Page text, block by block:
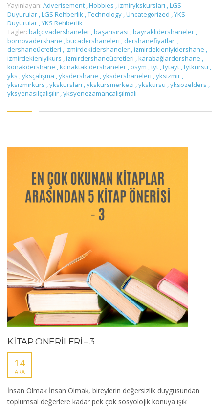
Yayınlayan: Adverisement ,Hobbies ,izmirykskursları ,LGS
Duyurular ,LGS Rehberlik ,Technology ,Uncategorized ,YKS
Duyurular ,YKS Rehberlik
Tagler: balçovadershaneler ,başarısırası ,bayraklıdershaneler ,
bornovadershane ,bucadershaneleri , dershanefiyatları ,
dershaneücretleri ,izmirdekidershaneler ,izmirdekieniyidershane ,
izmirdekieniyikurs ,izmirdershaneücretleri ,karabağlardershane ,
konakdershane ,konaktakidershaneler , ösym ,tyt ,tytayt ,tytkursu ,
yks ,yksçalışma ,yksdershane ,yksdershaneleri ,yksizmir ,
yksizmirkurs ,ykskursları ,ykskursmerkezi ,ykskursu ,yksözelders ,
yksyenasılçalışılır ,yksyenezamançalışılmalı
KİTAP ÖNERİLERİ – 3
14
ARA
İnsan Olmak İnsan Olmak, bireylerin değersizlik duygusundan
toplumsal değerlere kadar pek çok sosyolojik konuya ışık